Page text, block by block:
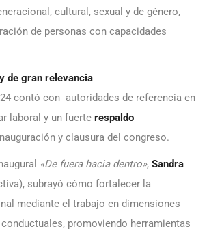
cultural, sexual y de género,
de personas con capacidades
de gran relevancia
contó con autoridades de referencia en
laboral y un fuerte respaldo
y clausura del congreso.
«De fuera hacia dentro», Sandra
subrayó cómo fortalecer la
mediante el trabajo en dimensiones
promoviendo herramientas